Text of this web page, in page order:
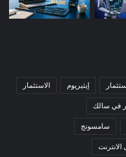
إيثيريوم الاستثمار
في سالك
سامسونج